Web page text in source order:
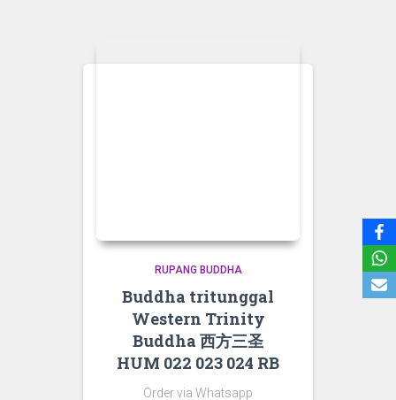
RUPANG BUDDHA
Buddha tritunggal
Western Trinity
Buddha 西方三圣
HUM 022 023 024 RB
Order via Whatsapp